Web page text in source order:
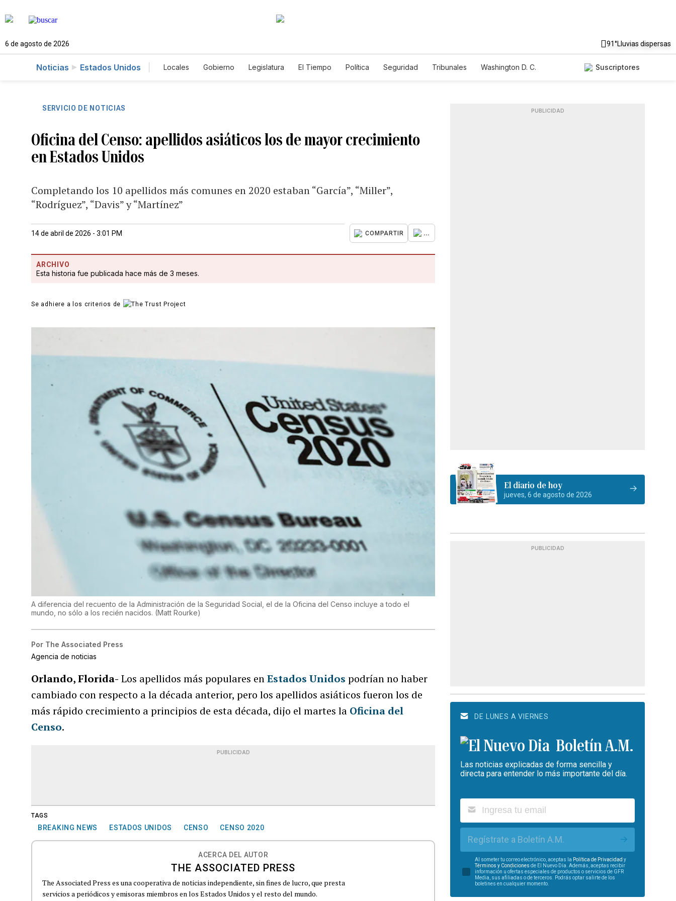
6 de agosto de 2026 91°Lluvias dispersas
Noticias Estados Unidos Locales Gobierno Legislatura El Tiempo Política Seguridad Tribunales
Washington D. C.
Suscriptores
SERVICIO DE NOTICIAS
Oficina del Censo: apellidos asiáticos los de mayor crecimiento
en Estados Unidos
Completando los 10 apellidos más comunes en 2020 estaban “García”, “Miller”,
“Rodríguez”, “Davis” y “Martínez”
14 de abril de 2026 - 3:01 PM COMPARTIR ...
ARCHIVO
Esta historia fue publicada hace más de 3 meses.
Se adhiere a los criterios de
A diferencia del recuento de la Administración de la Seguridad Social, el de la Oficina del Censo incluye a todo el
mundo, no sólo a los recién nacidos. (Matt Rourke)
Por The Associated Press
Agencia de noticias
Orlando, Florida- Los apellidos más populares enEstados Unidos podrían no haber
cambiado con respecto a la década anterior, pero los apellidos asiáticos fueron los de
más rápido crecimiento a principios de esta década, dijo el martes la Oficina del
Censo.
PUBLICIDAD
TAGS
BREAKING NEWS ESTADOS UNIDOS CENSO CENSO 2020
ACERCA DEL AUTOR
THE ASSOCIATED PRESS
The Associated Press es una cooperativa de noticias independiente, sin fines de lucro, que presta
servicios a periódicos y emisoras miembros en los Estados Unidos y el resto del mundo.
PUBLICIDAD
El diario de hoy
jueves, 6 de agosto de 2026
PUBLICIDAD
DE LUNES A VIERNES
Boletín A.M.
Las noticias explicadas de forma sencilla y
directa para entender lo más importante del día.
Regístrate a Boletín A.M.
Al someter tu correo electrónico, aceptas la Política de Privacidad y
Términos y Condiciones de El Nuevo Día. Además, aceptas recibir
información u ofertas especiales de productos o servicios de GFR
Media, sus afiliadas o de terceros. Podrás optar salirte de los
boletines en cualquier momento.